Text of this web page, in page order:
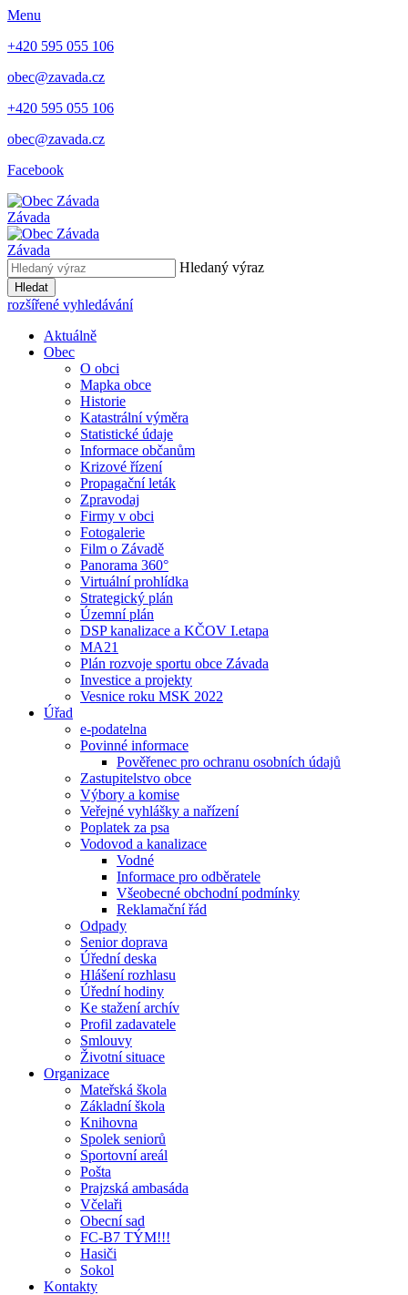
Menu
+420 595 055 106
obec@zavada.cz
+420 595 055 106
obec@zavada.cz
Facebook
Závada
Závada
Hledaný výraz
Hledat
rozšířené vyhledávání
Aktuálně
Obec
O obci
Mapka obce
Historie
Katastrální výměra
Statistické údaje
Informace občanům
Krizové řízení
Propagační leták
Zpravodaj
Firmy v obci
Fotogalerie
Film o Závadě
Panorama 360°
Virtuální prohlídka
Strategický plán
Územní plán
DSP kanalizace a KČOV I.etapa
MA21
Plán rozvoje sportu obce Závada
Investice a projekty
Vesnice roku MSK 2022
Úřad
e-podatelna
Povinné informace
Pověřenec pro ochranu osobních údajů
Zastupitelstvo obce
Výbory a komise
Veřejné vyhlášky a nařízení
Poplatek za psa
Vodovod a kanalizace
Vodné
Informace pro odběratele
Všeobecné obchodní podmínky
Reklamační řád
Odpady
Senior doprava
Úřední deska
Hlášení rozhlasu
Úřední hodiny
Ke stažení archív
Profil zadavatele
Smlouvy
Životní situace
Organizace
Mateřská škola
Základní škola
Knihovna
Spolek seniorů
Sportovní areál
Pošta
Prajzská ambasáda
Včelaři
Obecní sad
FC-B7 TÝM!!!
Hasiči
Sokol
Kontakty